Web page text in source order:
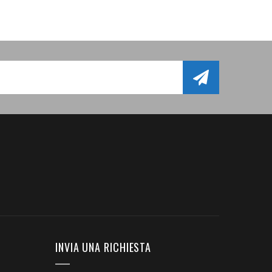
INVIA UNA RICHIESTA